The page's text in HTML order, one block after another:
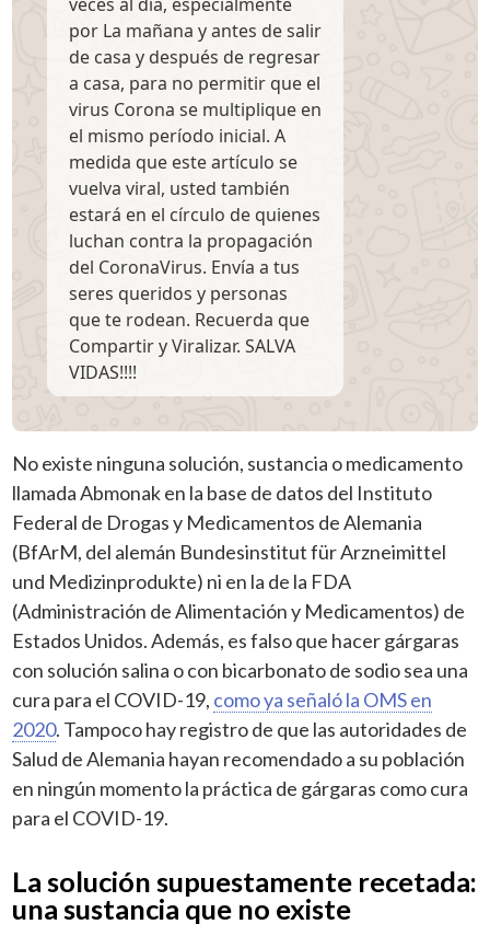
por La mañana y antes de salir
de casa y después de regresar
a casa, para no permitir que el
virus Corona se multiplique en
el mismo período inicial. A
medida que este artículo se
vuelva viral, usted también
estará en el círculo de quienes
luchan contra la propagación
del CoronaVirus. Envía a tus
seres queridos y personas
que te rodean. Recuerda que
Compartir y Viralizar. SALVA
VIDAS!!!!
No existe ninguna solución, sustancia o medicamento
llamada Abmonak en la base de datos del Instituto
Federal de Drogas y Medicamentos de Alemania
(BfArM, del alemán Bundesinstitut für Arzneimittel
und Medizinprodukte) ni en la de la FDA
(Administración de Alimentación y Medicamentos) de
Estados Unidos. Además, es falso que hacer gárgaras
con solución salina o con bicarbonato de sodio sea una
cura para el COVID-19, como ya señaló la OMS en
2020. Tampoco hay registro de que las autoridades de
Salud de Alemania hayan recomendado a su población
en ningún momento la práctica de gárgaras como cura
para el COVID-19.
La solución supuestamente recetada:
una sustancia que no existe